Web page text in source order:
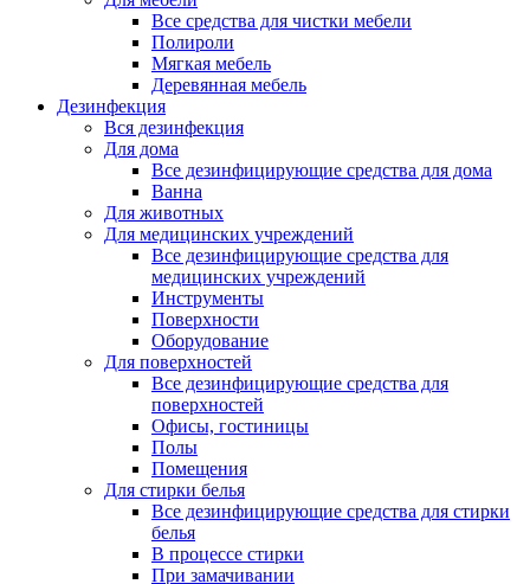
Все средства для чистки мебели
Полироли
Мягкая мебель
Деревянная мебель
Дезинфекция
Вся дезинфекция
Для дома
Все дезинфицирующие средства для дома
Ванна
Для животных
Для медицинских учреждений
Все дезинфицирующие средства для
медицинских учреждений
Инструменты
Поверхности
Оборудование
Для поверхностей
Все дезинфицирующие средства для
поверхностей
Офисы, гостиницы
Полы
Помещения
Для стирки белья
Все дезинфицирующие средства для стирки
белья
В процессе стирки
При замачивании